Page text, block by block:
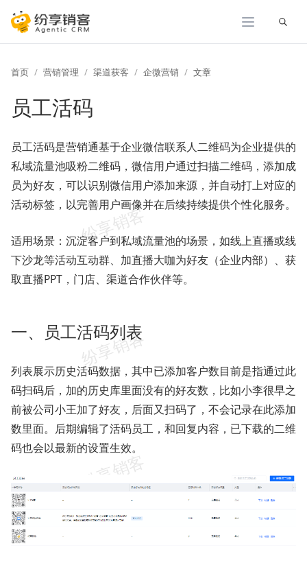
展开
首页 营销管理 渠道获客 企微营销 文章
员工活码
员工活码是营销通基于企业微信联系人二维码为企业提供的
私域流量池吸粉二维码，微信用户通过扫描二维码，添加成
员为好友，可以识别微信用户添加来源，并自动打上对应的
活动标签，以完善用户画像并在后续持续提供个性化服务。
适用场景：沉淀客户到私域流量池的场景，如线上直播或线
下沙龙等活动互动群、加直播大咖为好友（企业内部）、获
取直播PPT，门店、渠道合作伙伴等。
一、员工活码列表
列表展示历史活码数据，其中已添加客户数目前是指通过此
码扫码后，加的历史库里面没有的好友数，比如小李很早之
前被公司小王加了好友，后面又扫码了，不会记录在此添加
数里面。后期编辑了活码员工，和回复内容，已下载的二维
码也会以最新的设置生效。